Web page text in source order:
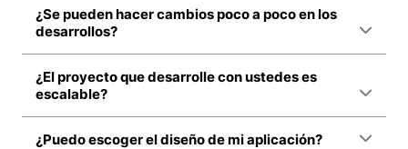
¿Se pueden hacer cambios poco a poco en los
desarrollos?
¿El proyecto que desarrolle con ustedes es
escalable?
¿Puedo escoger el diseño de mi aplicación?